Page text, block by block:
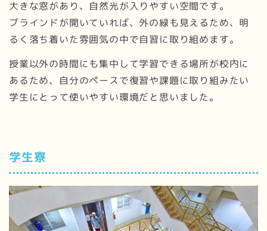
大きな窓があり、自然光が入りやすい空間です。
ブラインドが開いていれば、外の緑も見えるため、明
るく落ち着いた雰囲気の中で自習に取り組めます。
授業以外の時間にも集中して学習できる場所が校内に
あるため、自分のペースで復習や課題に取り組みたい
学生にとって使いやすい環境だと思いました。
学生寮